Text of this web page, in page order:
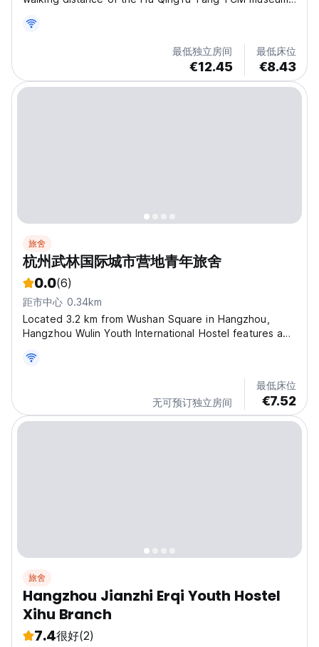
away from
最低独立房间
€12.45
最低床位
€8.43
旅舍
杭州武林国际城市营地青年旅舍
0.0(6)
距市中心 0.34km
Located 3.2 km from Wushan Square in Hangzhou,
Hangzhou Wulin Youth International Hostel features a
You will find a 24-hour front desk at the property.
Guests can store their luggage at the reception...
无可预订独立房间
最低床位
€7.52
旅舍
Hangzhou Jianzhi Erqi Youth Hostel
Xihu Branch
7.4很好(2)